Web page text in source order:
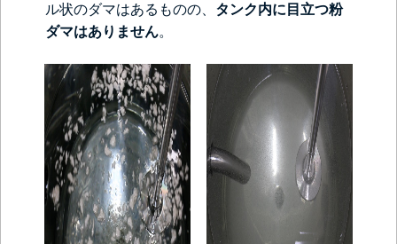
ル状のダマはあるものの、 タンク内に目立つ粉
ダマはありません。